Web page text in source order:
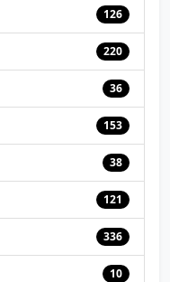
126
220
36
153
38
121
336
10